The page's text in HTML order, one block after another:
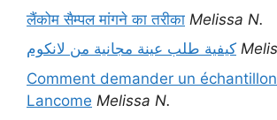
लैंकोम सैम्पल मांगने का तरीका Melissa N.
كيفية طلب عينة مجانية من لانكوم
Comment demander un
Lancome Melissa N.